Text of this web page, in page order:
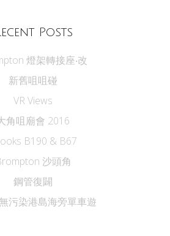
Posts
燈架轉接座‧改
新舊咀咀碰
VR Views
角咀廟會 2016
B190 & B67
沙頭角
鋼管復闢
污染港島海旁單車遊